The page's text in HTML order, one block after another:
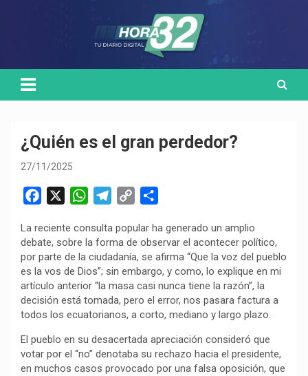
¿Quién es el gran perdedor?
27/11/2025
c
e
b
o
o
k
W
a
t
s
A
p
p
l
e
g
r
a
m
p
y
L
i
n
k
m
p
a
r
t
i
r
La reciente consulta popular ha generado un amplio
debate, sobre la forma de observar el acontecer político,
por parte de la ciudadanía, se afirma “Que la voz del pueblo
es la vos de Dios”; sin embargo, y como, lo explique en mi
artículo anterior “la masa casi nunca tiene la razón”, la
decisión está tomada, pero el error, nos pasara factura a
todos los ecuatorianos, a corto, mediano y largo plazo.
El pueblo en su desacertada apreciación consideró que
votar por el “no” denotaba su rechazo hacia el presidente,
en muchos casos provocado por una falsa oposición, que